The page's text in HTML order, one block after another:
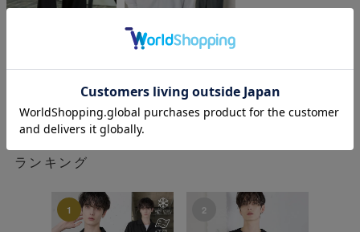
¥5,940
ASTRONOMY
¥9,900
ランキング